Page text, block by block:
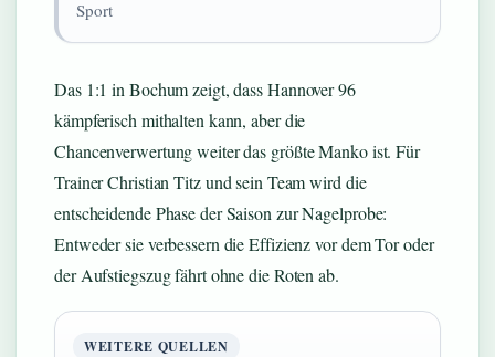
Sport
Das 1:1 in Bochum zeigt, dass Hannover 96
kämpferisch mithalten kann, aber die
Chancenverwertung weiter das größte Manko ist. Für
Trainer Christian Titz und sein Team wird die
entscheidende Phase der Saison zur Nagelprobe:
Entweder sie verbessern die Effizienz vor dem Tor oder
der Aufstiegszug fährt ohne die Roten ab.
WEITERE QUELLEN